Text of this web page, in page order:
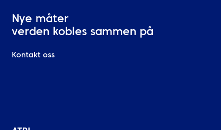
Nye måter
verden kobles sammen på
Kontakt oss